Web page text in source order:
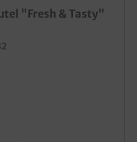
"Fresh & Tasty"